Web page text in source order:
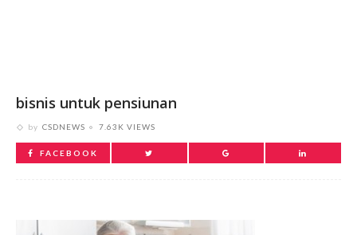
bisnis untuk pensiunan
by CSDNEWS 7.63K VIEWS
FACEBOOK